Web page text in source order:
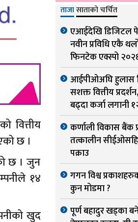
वित्तीय
छ ।
छ । जुन
१४
खुद
ताजासाताको चर्चित
एआईदेखि डिजिटल
नवीन प्रविधि एकै
फिनटेक एक्स्पो
आईपीओअघि हुलास
सशक्त वित्तीय
बढ्दा कर्जा लगानी
कर्णाली विकास बैंक
तत्कालीन
पक्राउ
गगन विश्व
कुन मोडमा ?
पूर्ण बहादुर खड्का